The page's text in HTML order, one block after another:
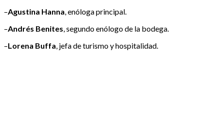
–Agustina Hanna, enóloga principal.
–Andrés Benites, segundo enólogo de la bodega.
–Lorena Buffa, jefa de turismo y hospitalidad.